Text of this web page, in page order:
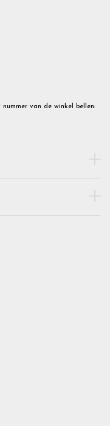
van de winkel bellen: